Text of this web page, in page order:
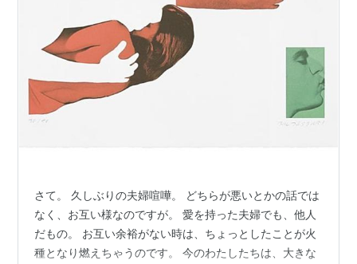
さて。 久しぶりの夫婦喧嘩。 どちらが悪いとかの話では
なく、お互い様なのですが。 愛を持った夫婦でも、他人
だもの。 お互い余裕がない時は、ちょっとしたことが火
種となり燃えちゃうのです。 今のわたしたちは、大きな